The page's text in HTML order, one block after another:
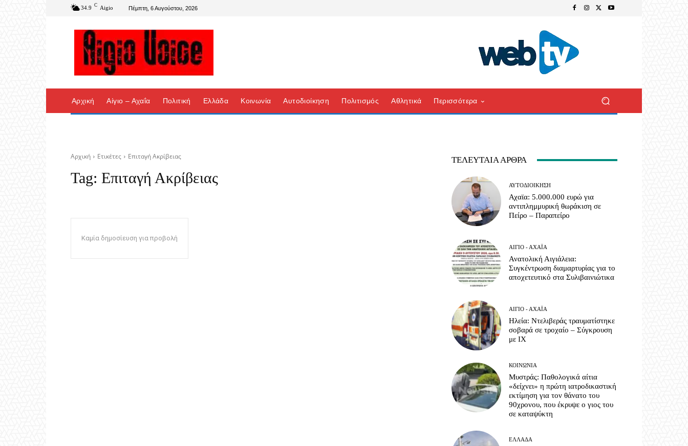
34.9 C Aigio Πέμπτη, 6 Αυγούστου, 2026
Αρχική Αίγιο – Αχαΐα Πολιτική Ελλάδα Κοινωνία Αυτοδιοίκηση Πολιτισμός Αθλητικά Περισσότερα
Αρχική Ετικέτες Επιταγή Ακρίβειας
Tag: Επιταγή Ακρίβειας
Καμία δημοσίευση για προβολή
ΤΕΛΕΥΤΑΊΑ ΆΡΘΡΑ
ΑΥΤΟΔΙΟΊΚΗΣΗ
Αχαϊα: 5.000.000 ευρώ για
αντιπλημμυρική θωράκιση σε
Πείρο – Παραπείρο
ΑΊΓΙΟ - ΑΧΑΪ́Α
Ανατολική Αιγιάλεια:
Συγκέντρωση διαμαρτυρίας για το
αποχετευτικό στα Συλιβαινιώτικα
ΑΊΓΙΟ - ΑΧΑΪ́Α
Ηλεία: Ντελιβεράς τραυματίστηκε
σοβαρά σε τροχαίο – Σύγκρουση
με ΙΧ
ΚΟΙΝΩΝΊΑ
Μυστράς: Παθολογικά αίτια
«δείχνει» η πρώτη ιατροδικαστική
εκτίμηση για τον θάνατο του
90χρονου, που έκρυψε ο γιος του
σε καταψύκτη
ΕΛΛΆΔΑ